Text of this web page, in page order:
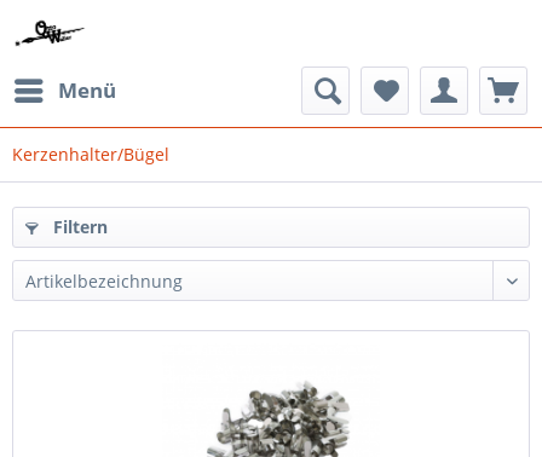
Menü
Kerzenhalter/Bügel
Filtern